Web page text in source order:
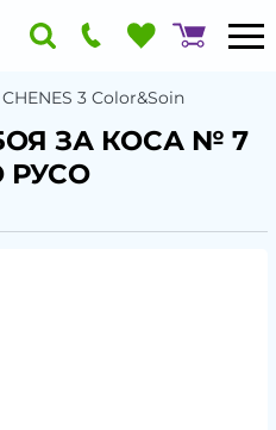
3 Color&Soin
ЗА КОСА № 7
РУСО